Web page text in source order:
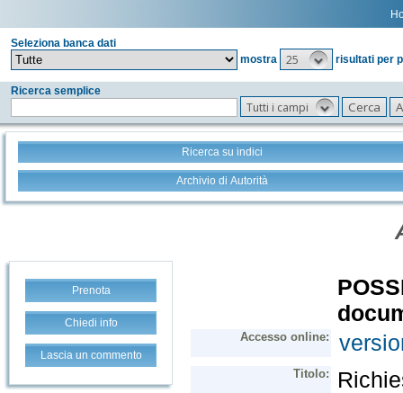
Seleziona banca dati
mostra
25 risultati per
Ricerca semplice
Tutti i campi
Ricerca su indici
Archivio di Autorità
Prenota
Chiedi info
Lascia un commento